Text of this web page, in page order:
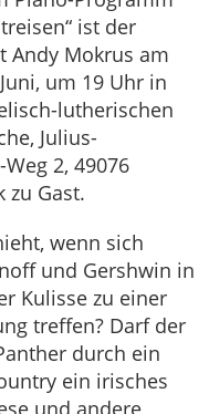
ist der
Andy Mokrus am
um 19 Uhr in
lutherischen
Julius-
2, 49076
zu Gast.
wenn sich
und Gershwin in
Kulisse zu einer
treffen? Darf der
durch ein
ein irisches